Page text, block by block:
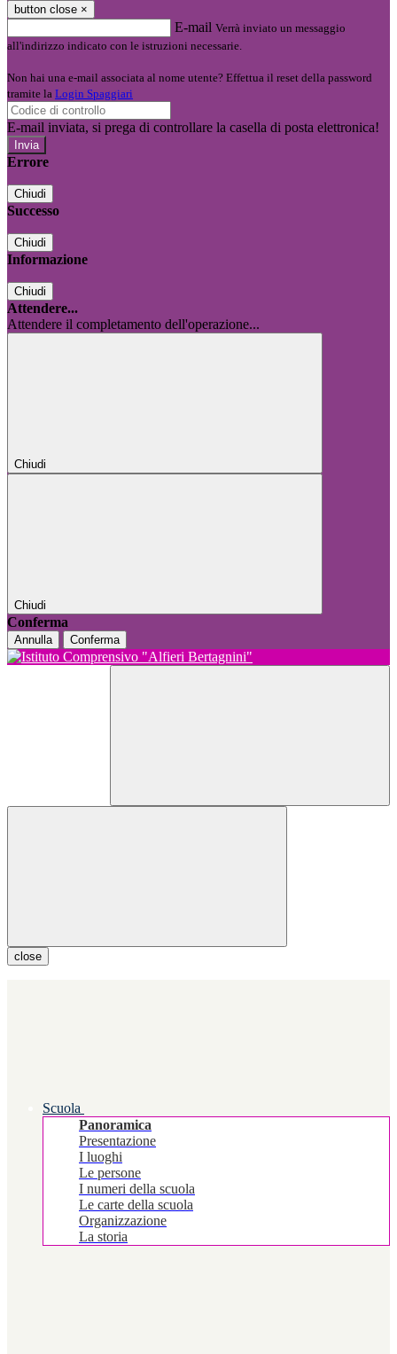
button close ×
E-mail Verrà inviato un messaggio
all'indirizzo indicato con le istruzioni necessarie.
Non hai una e-mail associata al nome utente? Effettua il reset della password
tramite la Login Spaggiari
E-mail inviata, si prega di controllare la casella di posta elettronica!
Errore
Chiudi
Successo
Chiudi
Informazione
Chiudi
Attendere...
Attendere il completamento dell'operazione...
Chiudi
Chiudi
Conferma
Annulla Conferma
close
Scuola
Panoramica
Presentazione
I luoghi
Le persone
I numeri della scuola
Le carte della scuola
Organizzazione
La storia